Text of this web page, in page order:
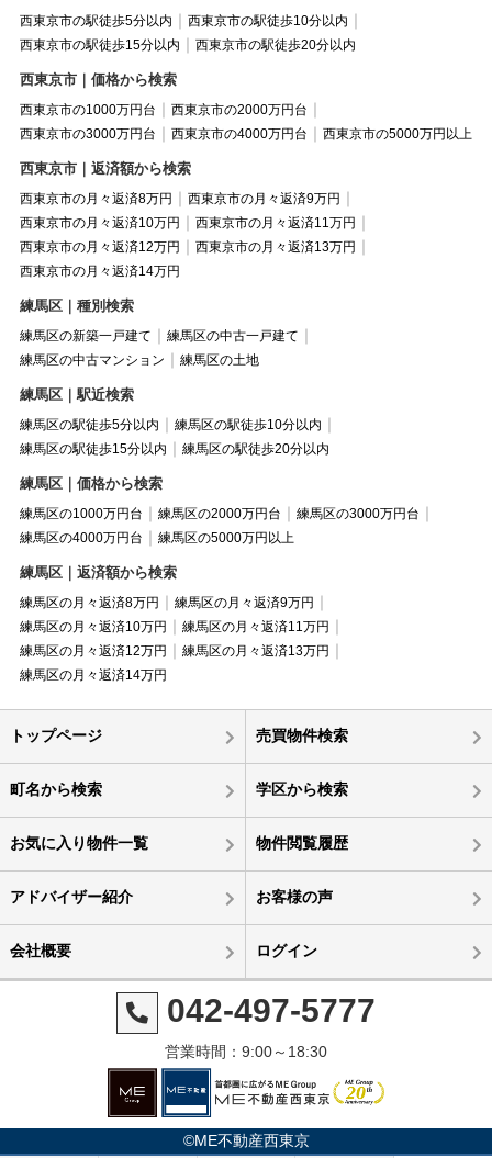
西東京市の駅徒歩5分以内
西東京市の駅徒歩10分以内
西東京市の駅徒歩15分以内
西東京市の駅徒歩20分以内
西東京市｜価格から検索
西東京市の1000万円台
西東京市の2000万円台
西東京市の3000万円台
西東京市の4000万円台 西東京市の5000万円以上
西東京市｜返済額から検索
西東京市の月々返済8万円
西東京市の月々返済9万円
西東京市の月々返済10万円
西東京市の月々返済11万円
西東京市の月々返済12万円
西東京市の月々返済13万円
西東京市の月々返済14万円
練馬区｜種別検索
練馬区の新築一戸建て
練馬区の中古一戸建て
練馬区の中古マンション
練馬区の土地
練馬区｜駅近検索
練馬区の駅徒歩5分以内
練馬区の駅徒歩10分以内
練馬区の駅徒歩15分以内
練馬区の駅徒歩20分以内
練馬区｜価格から検索
練馬区の1000万円台 練馬区の2000万円台
練馬区の3000万円台
練馬区の4000万円台
練馬区の5000万円以上
練馬区｜返済額から検索
練馬区の月々返済8万円
練馬区の月々返済9万円
練馬区の月々返済10万円
練馬区の月々返済11万円
練馬区の月々返済12万円
練馬区の月々返済13万円
練馬区の月々返済14万円
トップページ 売買物件検索
町名から検索 学区から検索
お気に入り物件一覧 物件閲覧履歴
アドバイザー紹介 お客様の声
会社概要 ログイン
042-497-5777
営業時間：9:00～18:30
©ME不動産西東京